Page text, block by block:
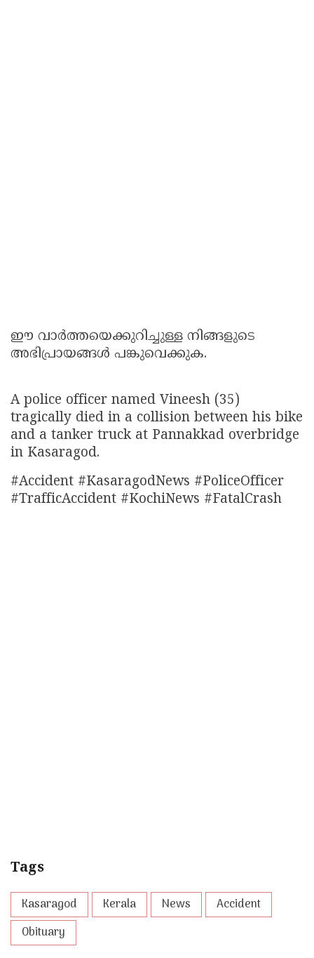
ഈ വാർത്തയെക്കുറിച്ചുള്ള നിങ്ങളുടെ
അഭിപ്രായങ്ങൾ പങ്കുവെക്കുക.
A police officer named Vineesh (35)
tragically died in a collision between his bike
and a tanker truck at Pannakkad overbridge
in Kasaragod.
#Accident #KasaragodNews #PoliceOfficer
#TrafficAccident #KochiNews #FatalCrash
Tags
Kasaragod Kerala News
Accident
Obituary